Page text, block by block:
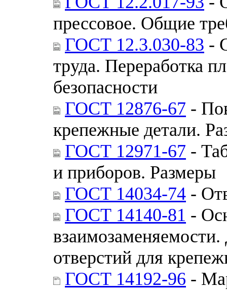
прессовое. Общие
ГОСТ 12.3.030-83 -
труда. Переработка
безопасности
ГОСТ 12876-67 -
крепежные детали.
ГОСТ 12971-67 -
и приборов. Размеры
ГОСТ 14034-74 -
ГОСТ 14140-81 -
отверстий для
ГОСТ 14192-96 -